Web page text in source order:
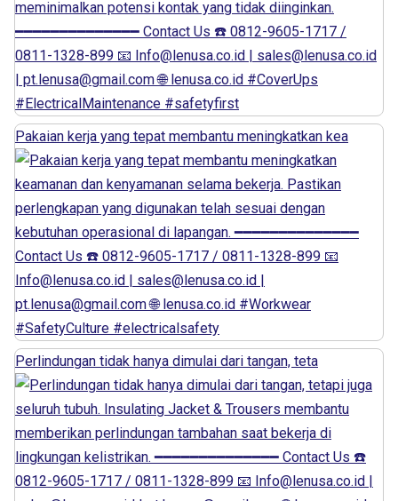
Pakaian kerja yang tepat membantu meningkatkan kea
Perlindungan tidak hanya dimulai dari tangan, teta